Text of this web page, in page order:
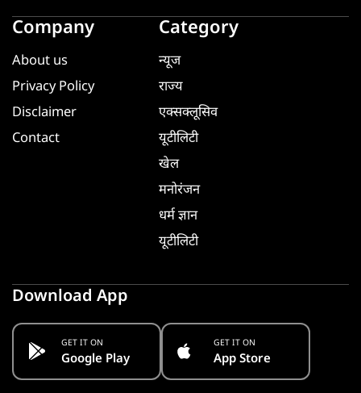
Company
About us
Privacy Policy
Disclaimer
Contact
Category
न्यूज
राज्य
एक्सक्लूसिव
यूटीलिटी
खेल
मनोरंजन
धर्म ज्ञान
यूटीलिटी
Download App
GET IT ON
Google Play
GET IT ON
App Store